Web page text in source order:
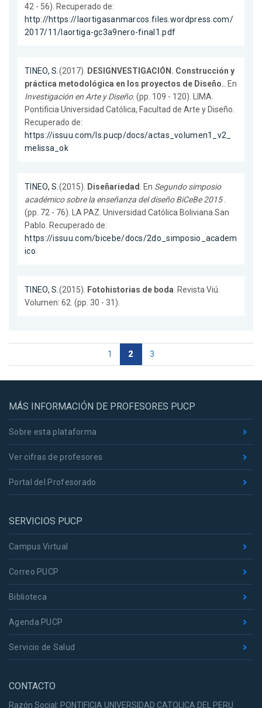
42 - 56). Recuperado de:
http://https://laortigasanmarcos.files.wordpress.com/
2017/11/laortiga-gc3a9nero-final1.pdf
TINEO, S.(2017). DESIGNVESTIGACIÓN. Construcción y
práctica metodológica en los proyectos de Diseño.. En
Investigación en Arte y Diseño. (pp. 109 - 120). LIMA.
Pontificia Universidad Católica, Facultad de Arte y Diseño.
Recuperado de:
https://issuu.com/ls.pucp/docs/actas_volumen1_v2_
melissa_ok
TINEO, S.(2015). Diseñariedad. En Segundo simposio
académico sobre la enseñanza del diseño BiCeBe 2015.
(pp. 72 - 76). LA PAZ. Universidad Católica Boliviana San
Pablo. Recuperado de:
https://issuu.com/bicebe/docs/2do_simposio_academ
ico
TINEO, S.(2015). Fotohistorias de boda. Revista Viú.
Volumen: 62. (pp. 30 - 31).
1 2 3
MÁS INFORMACIÓN DE PROFESORES PUCP
Sobre esta plataforma
Ver cifras de profesores
Portal del Profesorado
SERVICIOS PUCP
Campus Virtual
Correo PUCP
Biblioteca
Agenda PUCP
Servicio de Salud
CONTACTO
Razón Social: PONTIFICIA UNIVERSIDAD CATOLICA DEL PERU